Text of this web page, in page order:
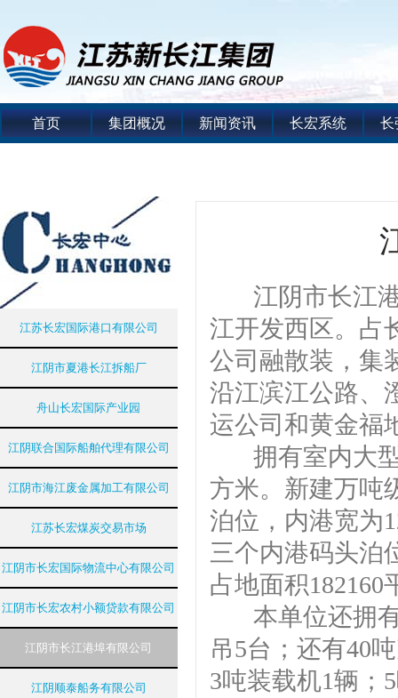
首页 集团概况 新闻资讯 长宏系统 长
江苏长宏国际港口有限公司
江阴市夏港长江拆船厂
舟山长宏国际产业园
江阴联合国际船舶代理有限公司
江阴市海江废金属加工有限公司
江苏长宏煤炭交易市场
江阴市长宏国际物流中心有限公司
江阴市长宏农村小额贷款有限公司
江阴市长江港埠有限公司
江阴顺泰船务有限公司
江阴市长江港
江开发西区。占
公司融散装，集
沿江滨江公路、
运公司和黄金福
拥有室内大型
方米。新建万吨
泊位，内港宽为
三个内港码头泊
占地面积182160
本单位还拥有
吊5台；还有40
3吨装载机1辆；